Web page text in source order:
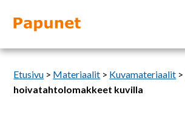
Etusivu > Materiaalit > Kuvamateriaalit >
hoivatahtolomakkeet kuvilla